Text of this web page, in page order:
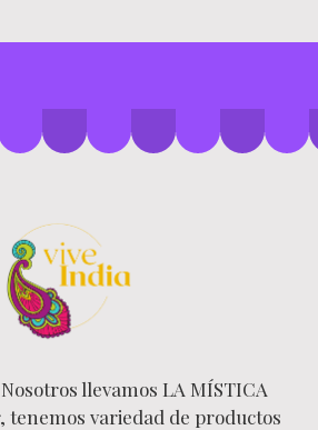
llevamos LA MÍSTICA
tenemos variedad de productos